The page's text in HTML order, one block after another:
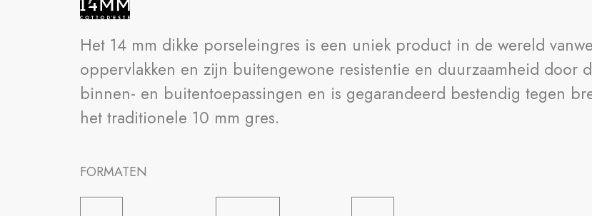
Het 14 mm dikke porseleingres is een uniek product in de wereld
oppervlakken en zijn buitengewone resistentie en duurzaamheid door
binnen- en buitentoepassingen en is gegarandeerd bestendig tegen
het traditionele 10 mm gres.
FORMATEN